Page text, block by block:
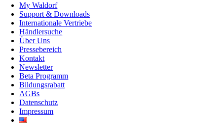
My Waldorf
Support & Downloads
Internationale Vertriebe
Händlersuche
Über Uns
Pressebereich
Kontakt
Newsletter
Beta Programm
Bildungsrabatt
AGBs
Datenschutz
Impressum